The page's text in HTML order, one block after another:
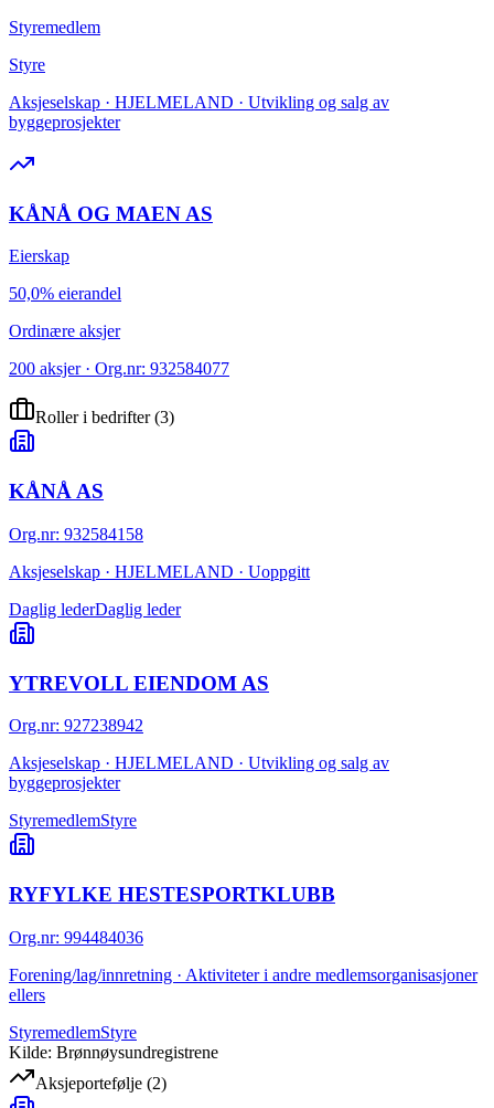
Styremedlem
Styre
Aksjeselskap · HJELMELAND · Utvikling og salg av
byggeprosjekter
KÅNÅ OG MAEN AS
Eierskap
50,0% eierandel
Ordinære aksjer
200 aksjer · Org.nr: 932584077
Roller i bedrifter(3)
KÅNÅ AS
Org.nr: 932584158
Aksjeselskap · HJELMELAND · Uoppgitt
Daglig lederDaglig leder
YTREVOLL EIENDOM AS
Org.nr: 927238942
Aksjeselskap · HJELMELAND · Utvikling og salg av
byggeprosjekter
StyremedlemStyre
RYFYLKE HESTESPORTKLUBB
Org.nr: 994484036
Forening/lag/innretning · Aktiviteter i andre medlemsorganisasjoner
ellers
StyremedlemStyre
Kilde: Brønnøysundregistrene
Aksjeportefølje (2)